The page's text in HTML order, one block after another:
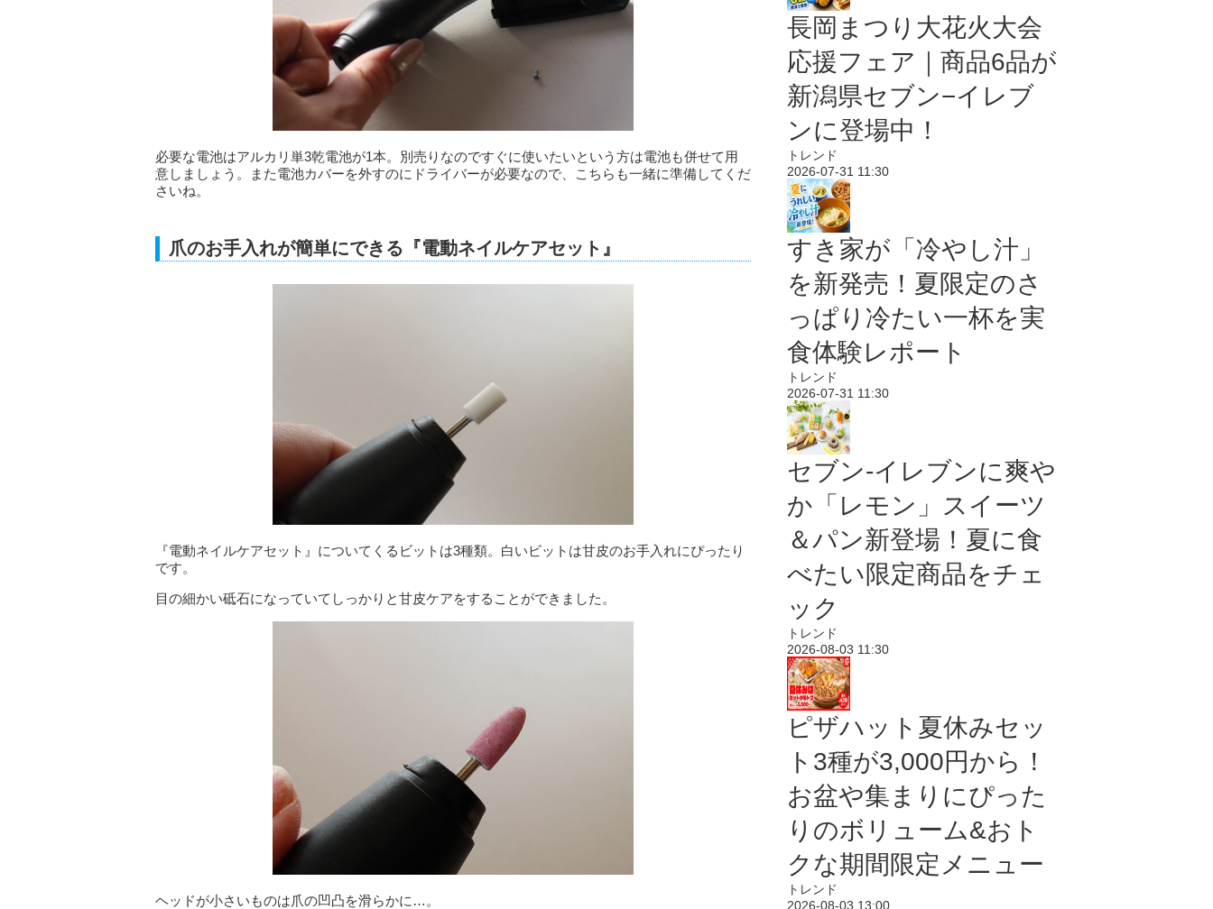
必要な電池はアルカリ単3乾電池が1本。別売りなのですぐに使いたいという方は電池も併せて用
意しましょう。また電池カバーを外すのにドライバーが必要なので、こちらも一緒に準備してくだ
さいね。
爪のお手入れが簡単にできる『電動ネイルケアセット』
『電動ネイルケアセット』についてくるビットは3種類。白いビットは甘皮のお手入れにぴったり
です。
目の細かい砥石になっていてしっかりと甘皮ケアをすることができました。
ヘッドが小さいものは爪の凹凸を滑らかに…。
長岡まつり大花火大会
応援フェア｜商品6品が
新潟県セブン−イレブ
ンに登場中！
トレンド
2026-07-31 11:30
すき家が「冷やし汁」
を新発売！夏限定のさ
っぱり冷たい一杯を実
食体験レポート
トレンド
2026-07-31 11:30
セブン‐イレブンに爽や
か「レモン」スイーツ
＆パン新登場！夏に食
べたい限定商品をチェ
ック
トレンド
2026-08-03 11:30
ピザハット夏休みセッ
ト3種が3,000円から！
お盆や集まりにぴった
りのボリューム&おト
クな期間限定メニュー
トレンド
2026-08-03 13:00